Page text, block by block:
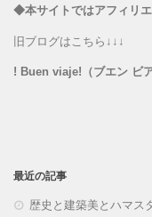
◆本サイトではアフィリ
旧ブログはこちら↓↓↓
! Buen viaje!（ブエン ビ
最近の記事
歴史と建築美とハマス